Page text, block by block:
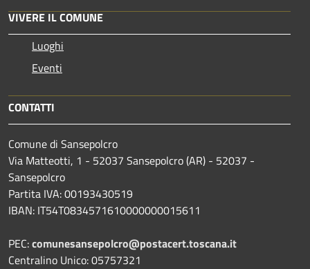
VIVERE IL COMUNE
Luoghi
Eventi
CONTATTI
Comune di Sansepolcro
Via Matteotti, 1 - 52037 Sansepolcro (AR) - 52037 -
Sansepolcro
Partita IVA: 00193430519
IBAN: IT54T0834571610000000015611
PEC:comunesansepolcro@postacert.toscana.it
Centralino Unico: 05757321